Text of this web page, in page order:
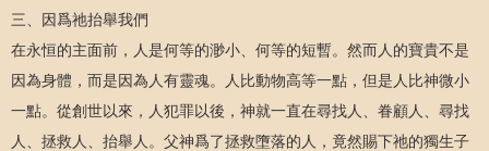
三、因爲祂抬舉我們
在永恒的主面前，人是何等的渺小、何等的短暫。然而人的寶貴不是
因為身體，而是因為人有靈魂。人比動物高等一點，但是人比神微小
一點。從創世以來，人犯罪以後，神就一直在尋找人、眷顧人、尋找
人、拯救人、抬舉人。父神爲了拯救墮落的人，竟然賜下祂的獨生子